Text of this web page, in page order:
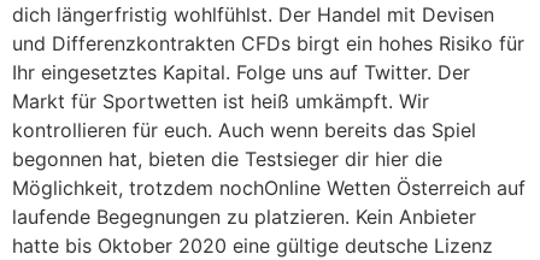
dich längerfristig wohlfühlst. Der Handel mit Devisen
und Differenzkontrakten CFDs birgt ein hohes Risiko für
Ihr eingesetztes Kapital. Folge uns auf Twitter. Der
Markt für Sportwetten ist heiß umkämpft. Wir
kontrollieren für euch. Auch wenn bereits das Spiel
begonnen hat, bieten die Testsieger dir hier die
Möglichkeit, trotzdem nochOnline Wetten Österreich auf
laufende Begegnungen zu platzieren. Kein Anbieter
hatte bis Oktober 2020 eine gültige deutsche Lizenz